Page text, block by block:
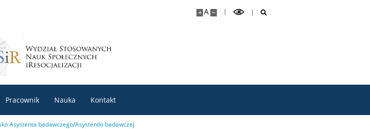
A
Pracownik Nauka Kontakt
Asystenta badawczego/Asystentki badawczej